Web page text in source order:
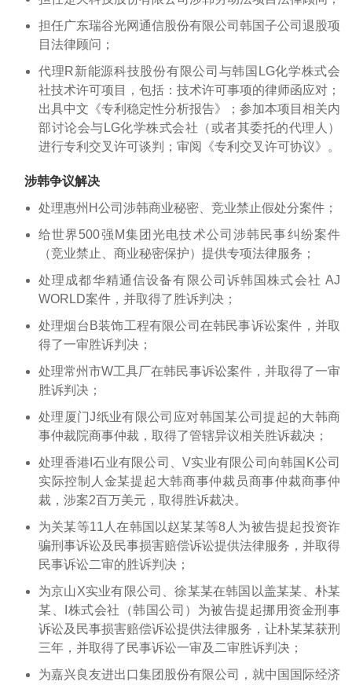
担任广东瑞谷光网通信股份有限公司韩国子公司退股项
目法律顾问；
代理R新能源科技股份有限公司与韩国LG化学株式会
社技术许可项目，包括：技术许可事项的律师函应对；
出具中文《专利稳定性分析报告》；参加本项目相关内
部讨论会与LG化学株式会社（或者其委托的代理人）
进行专利交叉许可谈判；审阅《专利交叉许可协议》。
涉韩争议解决
处理惠州H公司涉韩商业秘密、竞业禁止假处分案件；
给世界500强M集团光电技术公司涉韩民事纠纷案件
（竞业禁止、商业秘密保护）提供专项法律服务；
处理成都华精通信设备有限公司诉韩国株式会社 AJ
WORLD案件，并取得了胜诉判决；
处理烟台B装饰工程有限公司在韩民事诉讼案件，并取
得了一审胜诉判决；
处理常州市W工具厂在韩民事诉讼案件，并取得了一审
胜诉判决；
处理厦门J纸业有限公司应对韩国某公司提起的大韩商
事仲裁院商事仲裁，取得了管辖异议相关胜诉裁决；
处理香港I石业有限公司、V实业有限公司向韩国K公司
实际控制人金某提起大韩商事仲裁员商事仲裁商事仲
裁，涉案2百万美元，取得胜诉裁决。
为关某等11人在韩国以赵某某等8人为被告提起投资诈
骗刑事诉讼及民事损害赔偿诉讼提供法律服务，并取得
民事诉讼二审的胜诉判决；
为京山X实业有限公司、徐某某在韩国以盖某某、朴某
某、I株式会社（韩国公司）为被告提起挪用资金刑事
诉讼及民事损害赔偿诉讼提供法律服务，让朴某某获刑
三年，并取得了民事诉讼一审及二审胜诉判决；
为嘉兴良友进出口集团股份有限公司，就中国国际经济